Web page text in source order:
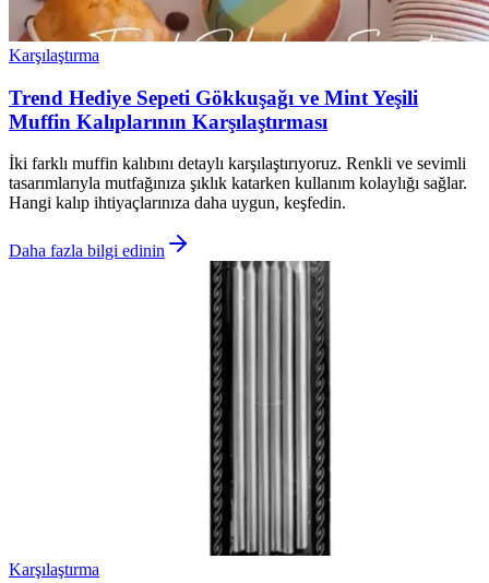
Karşılaştırma
Trend Hediye Sepeti Gökkuşağı ve Mint Yeşili
Muffin Kalıplarının Karşılaştırması
İki farklı muffin kalıbını detaylı karşılaştırıyoruz. Renkli ve sevimli
tasarımlarıyla mutfağınıza şıklık katarken kullanım kolaylığı sağlar.
Hangi kalıp ihtiyaçlarınıza daha uygun, keşfedin.
Daha fazla bilgi edinin
Karşılaştırma